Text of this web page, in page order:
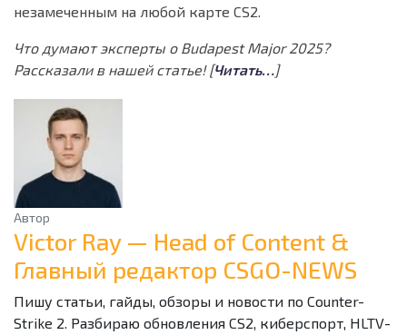
незамеченным на любой карте CS2.
Что думают эксперты о Budapest Major 2025?
Рассказали в нашей статье! [Читать…]
Автор
Victor Ray — Head of Content &
Главный редактор CSGO-NEWS
Пишу статьи, гайды, обзоры и новости по Counter-
Strike 2. Разбираю обновления CS2, киберспорт, HLTV-